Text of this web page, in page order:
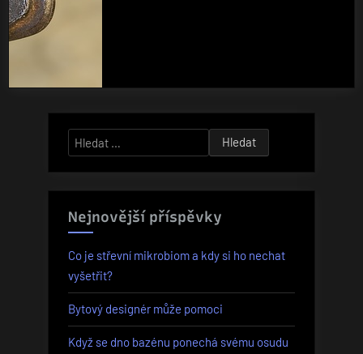
Vyhledávání
Nejnovější příspěvky
Co je střevní mikrobiom a kdy si ho nechat
vyšetřit?
Bytový designér může pomoci
Když se dno bazénu ponechá svému osudu